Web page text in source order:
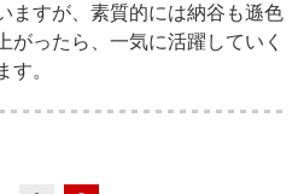
ますが、素質的には納谷も遜色
がったら、一気に活躍していく
す。